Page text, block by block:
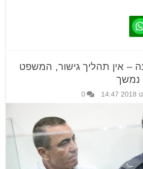
– אין תהליך גישור, המשפט
נמשך
0